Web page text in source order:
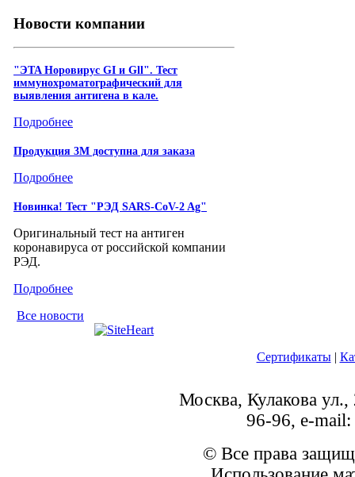
Новости компании
"ЭTA Hopoвиpyc GI и Gll". Тест
иммунохроматографический для
выявления антигена в кале.
Подробнее
Продукция 3М доступна для заказа
Подробнее
Новинка! Тест "РЭД SARS-CoV-2 Ag"
Оригинальный тест на антиген
коронавируса от российской компании
РЭД.
Подробнее
Все новости
Сертификаты|
Москва, Кулакова
96-96, e-
© Все права